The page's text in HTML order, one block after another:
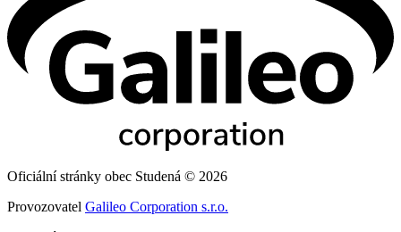
Oficiální stránky obec Studená © 2026
Provozovatel Galileo Corporation s.r.o.